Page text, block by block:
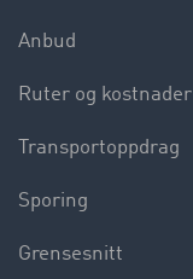
Anbud
Ruter og kostnader
Transportoppdrag
Sporing
Grensesnitt